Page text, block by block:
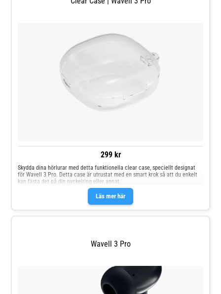
299 kr
Läs mer här
Skydda dina hörlurar med detta funktionella clear case, speciellt designat
för Wavell 3 Pro. Detta case är utrustat med en smart krok så att du enkelt
kan fästa det på din nyckelring eller annat.
Wavell 3 Pro